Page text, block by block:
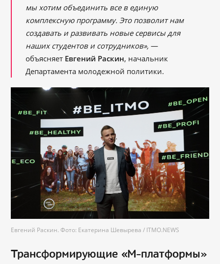
мы хотим объединить все в единую
комплексную программу. Это позволит нам
создавать и развивать новые сервисы для
наших студентов и сотрудников», —
объясняет Евгений Раскин, начальник
Департамента молодежной политики.
Евгений Раскин. Фото: Екатерина Шевырева / ITMO.NEWS
Трансформирующие «М-платформы»